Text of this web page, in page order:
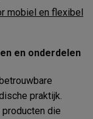
mobiel en flexibel
en onderdelen
praktijk.
die